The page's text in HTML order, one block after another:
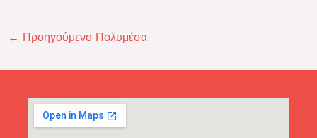
← Προηγούμενο Πολυμέσα